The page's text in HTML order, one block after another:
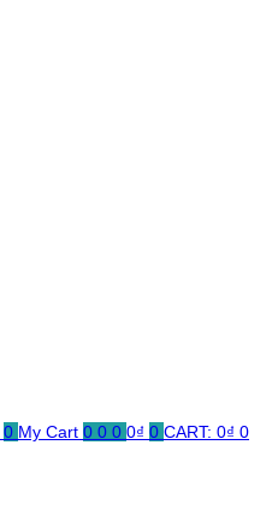
0 My Cart 0 0 0 0₫ 0 CART: 0₫ 0